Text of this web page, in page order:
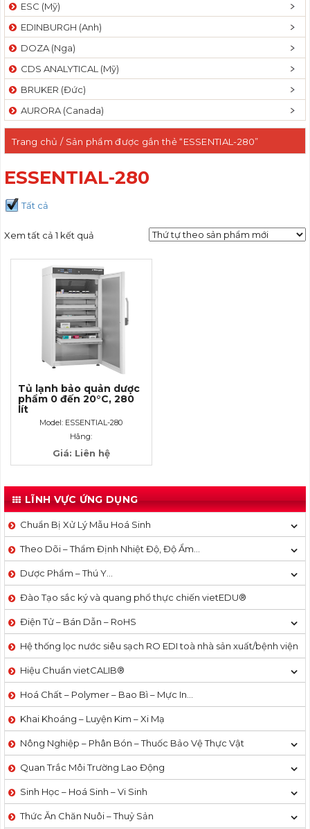
ESC (Mỹ)
EDINBURGH (Anh)
DOZA (Nga)
CDS ANALYTICAL (Mỹ)
BRUKER (Đức)
AURORA (Canada)
Trang chủ / Sản phẩm được gắn thẻ “ESSENTIAL-280”
ESSENTIAL-280
Tất cả
Xem tất cả 1 kết quả
Tủ lạnh bảo quản dược
phẩm 0 đến 20°C, 280
lít
Model: ESSENTIAL-280
(Pharmaceutical Refrigerator)
Hãng:
Giá: Liên hệ
LĨNH VỰC ỨNG DỤNG
Chuẩn Bị Xử Lý Mẫu Hoá Sinh
Theo Dõi – Thẩm Định Nhiệt Độ, Độ Ẩm…
Dược Phẩm – Thú Y…
Đào Tạo sắc ký và quang phổ thực chiến vietEDU®
Điện Tử – Bán Dẫn – RoHS
Hệ thống lọc nước siêu sạch RO EDI​​ toà nhà sản xuất/bệnh viện
Hiệu Chuẩn vietCALIB®
Hoá Chất – Polymer – Bao Bì – Mực In…
Khai Khoáng – Luyện Kim – Xi Mạ
Nông Nghiệp – Phân Bón – Thuốc Bảo Vệ Thực Vật
Quan Trắc Môi Trường Lao Động
Sinh Học – Hoá Sinh – Vi Sinh
Thức Ăn Chăn Nuôi – Thuỷ Sản